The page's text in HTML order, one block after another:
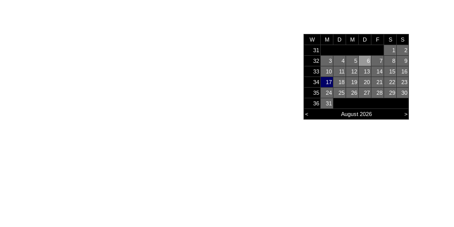
W M D M D F S
S
31
1
2
32
3 4 5 6 7 8
9
33
10 11 12 13 14 15
16
34
17 18 19 20 21 22
23
35
24 25 26 27 28 29
30
36
31
>
< August 2026